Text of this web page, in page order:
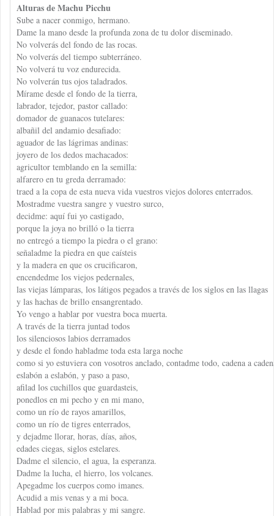
Alturas de Machu Picchu
Sube a nacer conmigo, hermano.
Dame la mano desde la profunda zona de tu dolor diseminado.
No volverás del fondo de las rocas.
No volverás del tiempo subterráneo.
No volverá tu voz endurecida.
No volverán tus ojos taladrados.
Mírame desde el fondo de la tierra,
labrador, tejedor, pastor callado:
domador de guanacos tutelares:
albañil del andamio desafiado:
aguador de las lágrimas andinas:
joyero de los dedos machacados:
agricultor temblando en la semilla:
alfarero en tu greda derramado:
traed a la copa de esta nueva vida vuestros viejos dolores enterrados.
Mostradme vuestra sangre y vuestro surco,
decidme: aquí fui yo castigado,
porque la joya no brilló o la tierra
no entregó a tiempo la piedra o el grano:
señaladme la piedra en que caísteis
y la madera en que os crucificaron,
encendedme los viejos pedernales,
las viejas lámparas, los látigos pegados a través de los siglos en las llagas
y las hachas de brillo ensangrentado.
Yo vengo a hablar por vuestra boca muerta.
A través de la tierra juntad todos
los silenciosos labios derramados
y desde el fondo habladme toda esta larga noche
como si yo estuviera con vosotros anclado, contadme todo, cadena a
eslabón a eslabón, y paso a paso,
afilad los cuchillos que guardasteis,
ponedlos en mi pecho y en mi mano,
como un río de rayos amarillos,
como un río de tigres enterrados,
y dejadme llorar, horas, días, años,
edades ciegas, siglos estelares.
Dadme el silencio, el agua, la esperanza.
Dadme la lucha, el hierro, los volcanes.
Apegadme los cuerpos como imanes.
Acudid a mis venas y a mi boca.
Hablad por mis palabras y mi sangre.